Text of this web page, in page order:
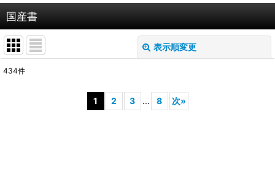
国産書
表示順変更
434件
1 2 3 ... 8 次»